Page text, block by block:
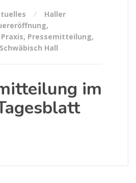
Haller
,
Praxis, Pressemitteilung,
Schwäbisch Hall
im